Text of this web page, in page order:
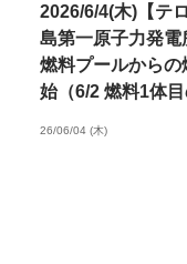
2026/6/4(木)【テ
島第一原子力発電
燃料プールから
始（6/2 燃料1体
26/06/04 (木)